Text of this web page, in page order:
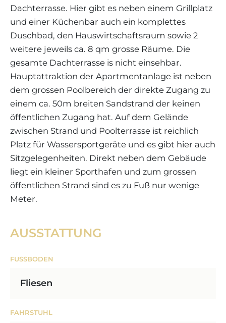
Dachterrasse. Hier gibt es neben einem Grillplatz
und einer Küchenbar auch ein komplettes
Duschbad, den Hauswirtschaftsraum sowie 2
weitere jeweils ca. 8 qm grosse Räume. Die
gesamte Dachterrasse is nicht einsehbar.
Hauptattraktion der Apartmentanlage ist neben
dem grossen Poolbereich der direkte Zugang zu
einem ca. 50m breiten Sandstrand der keinen
öffentlichen Zugang hat. Auf dem Gelände
zwischen Strand und Poolterrasse ist reichlich
Platz für Wassersportgeräte und es gibt hier auch
Sitzgelegenheiten. Direkt neben dem Gebäude
liegt ein kleiner Sporthafen und zum grossen
öffentlichen Strand sind es zu Fuß nur wenige
Meter.
AUSSTATTUNG
FUSSBODEN
Fliesen
FAHRSTUHL